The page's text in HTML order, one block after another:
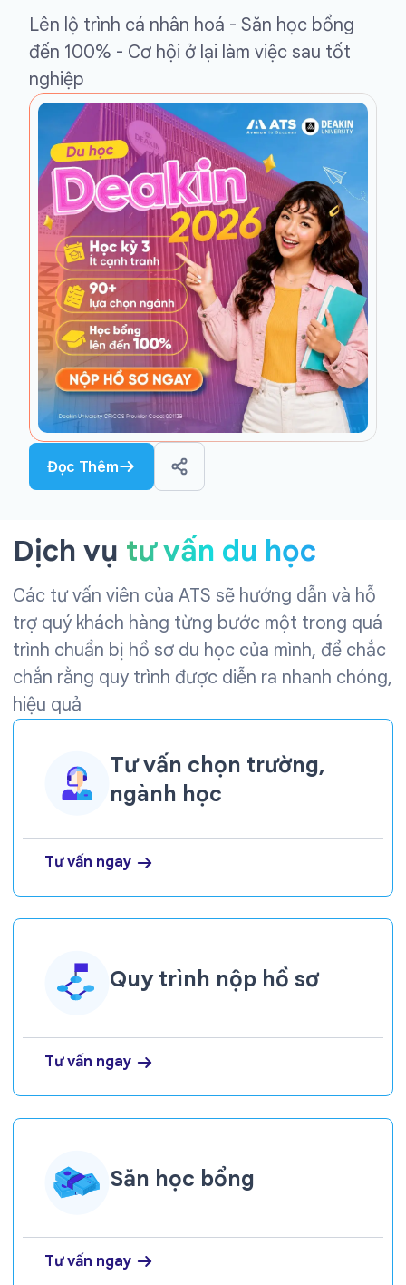
Lên lộ trình cá nhân hoá - Săn học bổng
đến 100% - Cơ hội ở lại làm việc sau tốt
nghiệp
Đọc Thêm
Dịch vụ tư vấn du học
Các tư vấn viên của ATS sẽ hướng dẫn và hỗ
trợ quý khách hàng từng bước một trong quá
trình chuẩn bị hồ sơ du học của mình, để chắc
chắn rằng quy trình được diễn ra nhanh chóng,
hiệu quả
Tư vấn chọn trường,
ngành học
Tư vấn ngay
Quy trình nộp hồ sơ
Tư vấn ngay
Săn học bổng
Tư vấn ngay